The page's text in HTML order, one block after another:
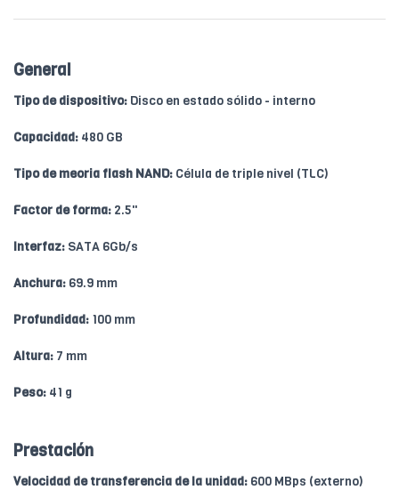
General
Tipo de dispositivo: Disco en estado sólido - interno
Capacidad: 480 GB
Tipo de meoria flash NAND: Célula de triple nivel (TLC)
Factor de forma: 2.5"
Interfaz: SATA 6Gb/s
Anchura: 69.9 mm
Profundidad: 100 mm
Altura: 7 mm
Peso: 41 g
Prestación
Velocidad de transferencia de la unidad: 600 MBps (externo)